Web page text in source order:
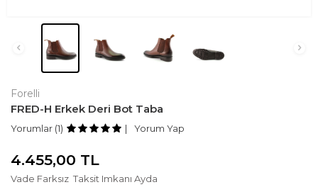
Forelli
FRED-H Erkek Deri Bot Taba
Yorumlar (1) Yorum Yap
4.455,00 TL
Vade Farksız Taksit Imkanı Ayda